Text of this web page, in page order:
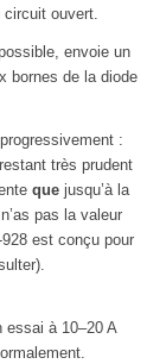
circuit ouvert.
envoie un
bornes de la diode
:
très prudent
que jusqu’à la
pas la valeur
est conçu pour
essai à 10–20 A